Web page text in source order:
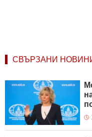
СВЪРЗАНИ